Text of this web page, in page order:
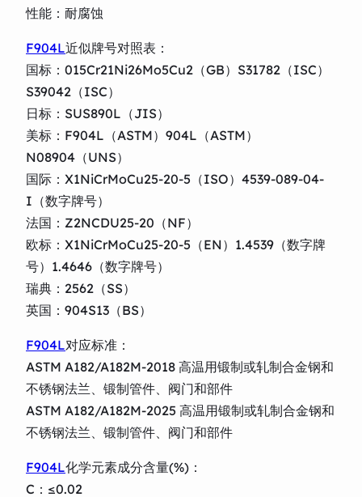
性能：耐腐蚀
F904L近似牌号对照表：
国标：015Cr21Ni26Mo5Cu2（GB）S31782（ISC）
S39042（ISC）
日标：SUS890L（JIS）
美标：F904L（ASTM）904L（ASTM）
N08904（UNS）
国际：X1NiCrMoCu25-20-5（ISO）4539-089-04-
I（数字牌号）
法国：Z2NCDU25-20（NF）
欧标：X1NiCrMoCu25-20-5（EN）1.4539（数字牌
号）1.4646（数字牌号）
瑞典：2562（SS）
英国：904S13（BS）
F904L对应标准：
ASTM A182/A182M-2018 高温用锻制或轧制合金钢和
不锈钢法兰、锻制管件、阀门和部件
ASTM A182/A182M-2025 高温用锻制或轧制合金钢和
不锈钢法兰、锻制管件、阀门和部件
F904L化学元素成分含量(%)：
C：≤0.02